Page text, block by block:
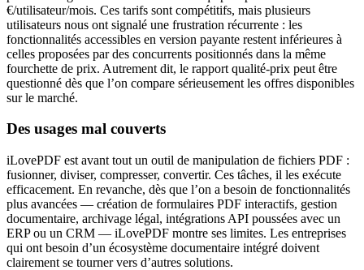
€/utilisateur/mois. Ces tarifs sont compétitifs, mais plusieurs
utilisateurs nous ont signalé une frustration récurrente : les
fonctionnalités accessibles en version payante restent inférieures à
celles proposées par des concurrents positionnés dans la même
fourchette de prix. Autrement dit, le rapport qualité-prix peut être
questionné dès que l’on compare sérieusement les offres disponibles
sur le marché.
Des usages mal couverts
iLovePDF est avant tout un outil de manipulation de fichiers PDF :
fusionner, diviser, compresser, convertir. Ces tâches, il les exécute
efficacement. En revanche, dès que l’on a besoin de fonctionnalités
plus avancées — création de formulaires PDF interactifs, gestion
documentaire, archivage légal, intégrations API poussées avec un
ERP ou un CRM — iLovePDF montre ses limites. Les entreprises
qui ont besoin d’un écosystème documentaire intégré doivent
clairement se tourner vers d’autres solutions.